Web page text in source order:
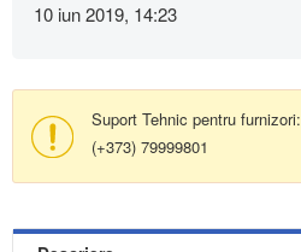
10 iun 2019, 14:23
Suport Tehnic pentru furnizori:
(+373) 79999801